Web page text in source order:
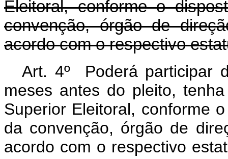
Eleitoral, conforme o
convenção, órgão de
acordo com o respectivo
Art. 4º Poderá participar
meses antes do pleito,
Superior Eleitoral, conforme
da convenção, órgão de
acordo com o